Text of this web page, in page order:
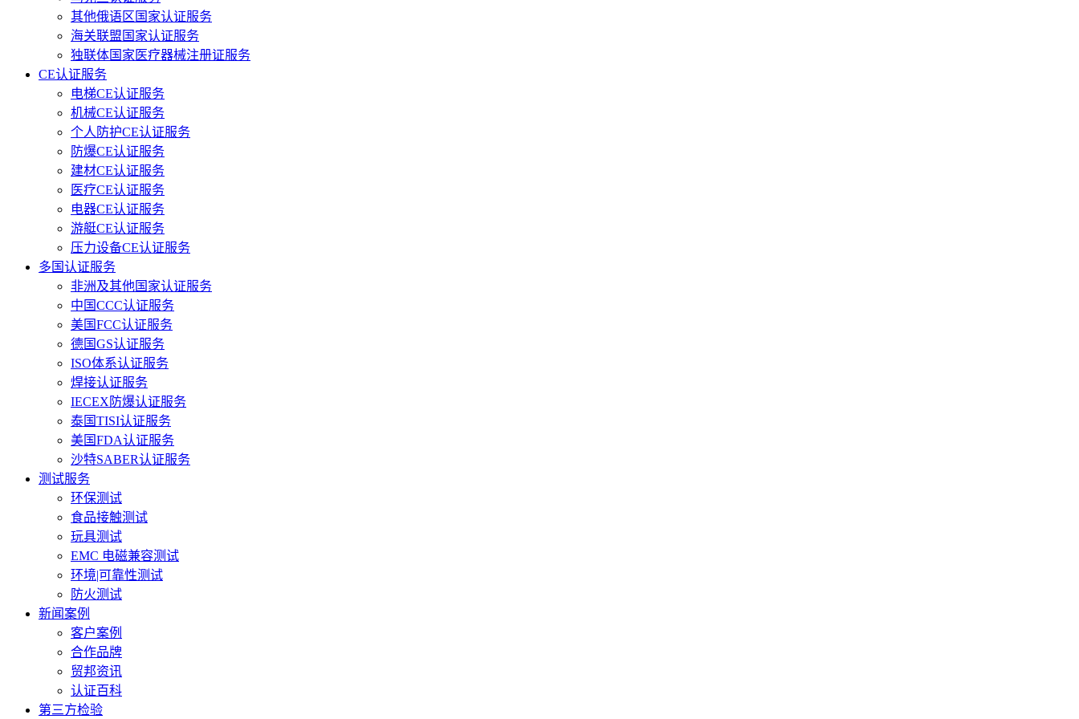
其他俄语区国家认证服务
海关联盟国家认证服务
独联体国家医疗器械注册证服务
CE认证服务
电梯CE认证服务
机械CE认证服务
个人防护CE认证服务
防爆CE认证服务
建材CE认证服务
医疗CE认证服务
电器CE认证服务
游艇CE认证服务
压力设备CE认证服务
多国认证服务
非洲及其他国家认证服务
中国CCC认证服务
美国FCC认证服务
德国GS认证服务
ISO体系认证服务
焊接认证服务
IECEX防爆认证服务
泰国TISI认证服务
美国FDA认证服务
沙特SABER认证服务
测试服务
环保测试
食品接触测试
玩具测试
EMC 电磁兼容测试
环境|可靠性测试
防火测试
新闻案例
客户案例
合作品牌
贸邦资讯
认证百科
第三方检验